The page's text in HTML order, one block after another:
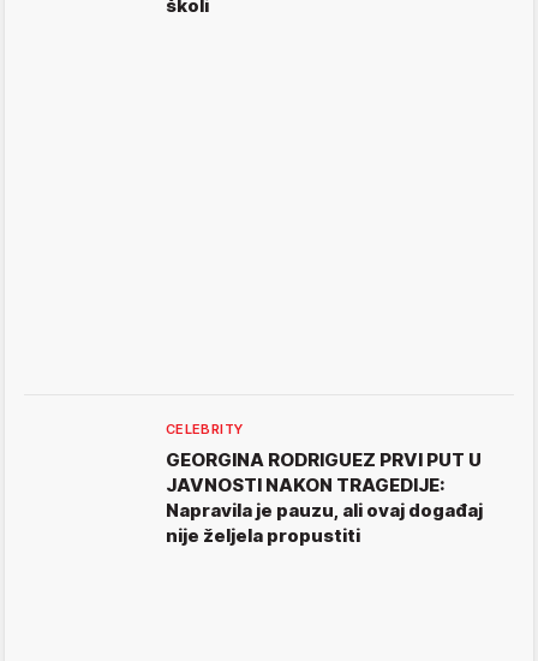
školi
CELEBRITY
GEORGINA RODRIGUEZ PRVI PUT U
JAVNOSTI NAKON TRAGEDIJE:
Napravila je pauzu, ali ovaj događaj
nije željela propustiti